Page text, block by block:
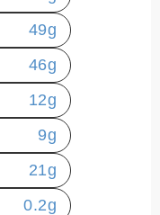
49g
46g
12g
9g
21g
0.2g